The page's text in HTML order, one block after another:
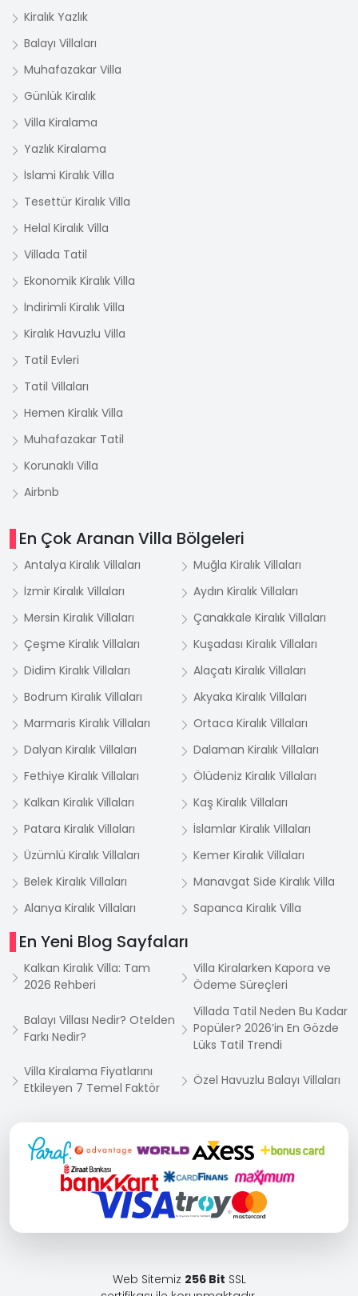
Kiralık Yazlık
Balayı Villaları
Muhafazakar Villa
Günlük Kiralık
Villa Kiralama
Yazlık Kiralama
İslami Kiralık Villa
Tesettür Kiralık Villa
Helal Kiralık Villa
Villada Tatil
Ekonomik Kiralık Villa
İndirimli Kiralık Villa
Kiralık Havuzlu Villa
Tatil Evleri
Tatil Villaları
Hemen Kiralık Villa
Muhafazakar Tatil
Korunaklı Villa
Airbnb
En Çok Aranan Villa Bölgeleri
Antalya Kiralık Villaları
Muğla Kiralık Villaları
İzmir Kiralık Villaları
Aydın Kiralık Villaları
Mersin Kiralık Villaları
Çanakkale Kiralık Villaları
Çeşme Kiralık Villaları
Kuşadası Kiralık Villaları
Didim Kiralık Villaları
Alaçatı Kiralık Villaları
Bodrum Kiralık Villaları
Akyaka Kiralık Villaları
Marmaris Kiralık Villaları
Ortaca Kiralık Villaları
Dalyan Kiralık Villaları
Dalaman Kiralık Villaları
Fethiye Kiralık Villaları
Ölüdeniz Kiralık Villaları
Kalkan Kiralık Villaları
Kaş Kiralık Villaları
Patara Kiralık Villaları
İslamlar Kiralık Villaları
Üzümlü Kiralık Villaları
Kemer Kiralık Villaları
Belek Kiralık Villaları
Manavgat Side Kiralık Villa
Alanya Kiralık Villaları
Sapanca Kiralık Villa
En Yeni Blog Sayfaları
Kalkan Kiralık Villa: Tam
2026 Rehberi
Villa Kiralarken Kapora ve
Ödeme Süreçleri
Balayı Villası Nedir? Otelden
Farkı Nedir?
Villada Tatil Neden Bu Kadar
Popüler? 2026’in En Gözde
Lüks Tatil Trendi
Villa Kiralama Fiyatlarını
Etkileyen 7 Temel Faktör
Özel Havuzlu Balayı Villaları
Web Sitemiz 256 Bit SSL